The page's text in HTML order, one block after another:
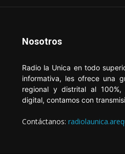
Nosotros
Radio la Unica en todo
informativa, les ofrece una
regional y distrital al 100%,
digital, contamos con
Contáctanos: